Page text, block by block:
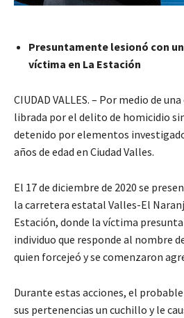
Presuntamente lesionó con
víctima en La Estación
CIUDAD VALLES. – Por medio de
librada por el delito de homicidio
detenido por elementos
años de edad en Ciudad Valles.
El 17 de diciembre de 2020 se
la carretera estatal Valles-El
Estación, donde la víctima
individuo que responde al nombre
quien forcejeó y se comenzaron
Durante estas acciones, el
sus pertenencias un cuchillo y le